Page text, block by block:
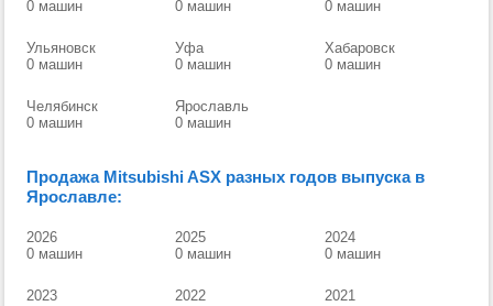
0 машин
0 машин
0 машин
Ульяновск
0 машин
Уфа
0 машин
Хабаровск
0 машин
Челябинск
0 машин
Ярославль
0 машин
Продажа Mitsubishi ASX разных годов выпуска в
Ярославле:
2026
0 машин
2025
0 машин
2024
0 машин
2023
2022
2021